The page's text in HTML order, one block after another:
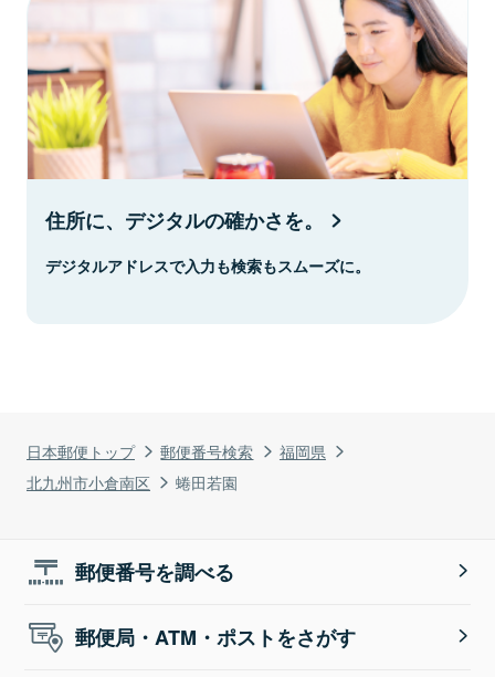
日本郵便トップ 郵便番号検索
福岡県
北九州市小倉南区
蜷田若園
住所に、デジタルの確かさを。
デジタルアドレスで入力も検索もスムーズに。
郵便番号を調べる
郵便局・ATM・ポストをさがす